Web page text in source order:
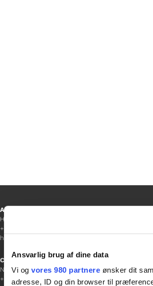
Ansvarlig brug af dine data
Vi og vores 980 partnere ønsker dit
adresse, ID og din browser til
Ansvarshavende redaktør
Hanne Jensen
+45 30 20 68 35
hanne@gladfonden.dk
Chefredaktør
Nathalie Bitton
+45 26 25 17 65